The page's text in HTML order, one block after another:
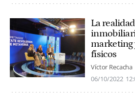
La
marketing
físicos
Víctor Recacha
06/10/2022